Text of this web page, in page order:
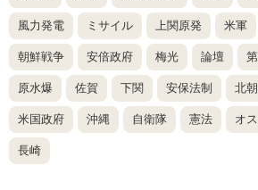
風力発電 ミサイル 上関原発 米軍
朝鮮戦争 安倍政府 梅光 論壇
原水爆 佐賀 下関 安保法制 北
米国政府 沖縄 自衛隊 憲法 オ
長崎